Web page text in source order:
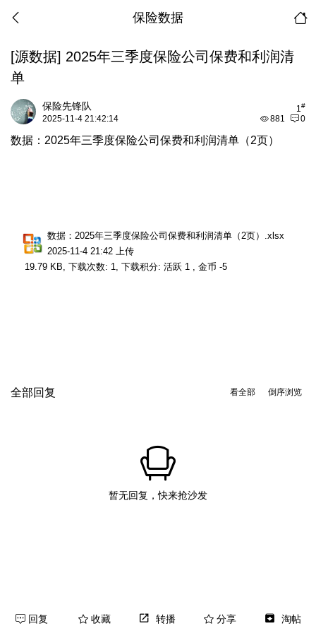
保险数据
[源数据] 2025年三季度保险公司保费和利润清
单
1#
保险先锋队
881 0
2025-11-4 21:42:14
数据：2025年三季度保险公司保费和利润清单（2页）
数据：2025年三季度保险公司保费和利润清单（2页）.xlsx
2025-11-4 21:42 上传
19.79 KB, 下载次数: 1, 下载积分: 活跃 1 , 金币 -5
倒序浏览
看全部
全部回复
暂无回复，快来抢沙发
回复 收藏 转播 分享 淘帖